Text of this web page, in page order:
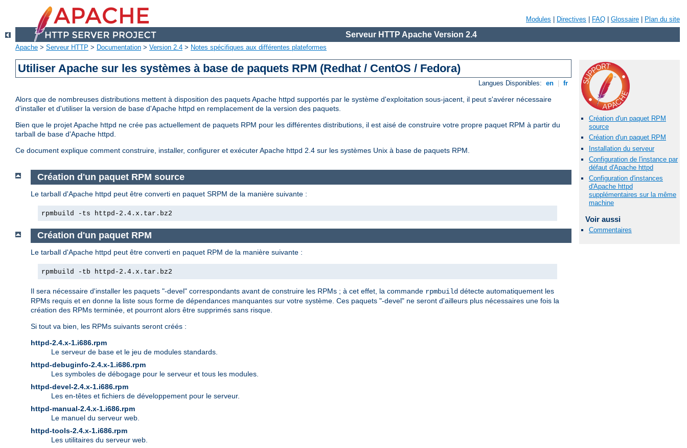
Modules Directives FAQ Glossaire Plan du site
Serveur HTTP Apache Version 2.4
Apache > Serveur HTTP > Documentation > Version 2.4 > Notes spécifiques aux différentes plateformes
Utiliser Apache sur les systèmes à base de paquets RPM (Redhat / CentOS / Fedora)
Langues Disponibles: en fr
Alors que de nombreuses distributions mettent à disposition des paquets Apache httpd supportés par le système d'exploitation sous-jacent, il peut s'avérer nécessaire
d'installer et d'utiliser la version de base d'Apache httpd en remplacement de la version des paquets.
Bien que le projet Apache httpd ne crée pas actuellement de paquets RPM pour les différentes distributions, il est aisé de construire votre propre paquet RPM à partir du
tarball de base d'Apache httpd.
Ce document explique comment construire, installer, configurer et exécuter Apache httpd 2.4 sur les systèmes Unix à base de paquets RPM.
Création d'un paquet RPM
source
Création d'un paquet RPM
Installation du serveur
Configuration de l'instance par
défaut d'Apache httpd
Configuration d'instances
d'Apache httpd
supplémentaires sur la même
machine
Voir aussi
Commentaires
Création d'un paquet RPM source
Le tarball d'Apache httpd peut être converti en paquet SRPM de la manière suivante :
rpmbuild -ts httpd-2.4.x.tar.bz2
Création d'un paquet RPM
Le tarball d'Apache httpd peut être converti en paquet RPM de la manière suivante :
rpmbuild -tb httpd-2.4.x.tar.bz2
Il sera nécessaire d'installer les paquets "-devel" correspondants avant de construire les RPMs ; à cet effet, la commande rpmbuild détecte automatiquement les
RPMs requis et en donne la liste sous forme de dépendances manquantes sur votre système. Ces paquets "-devel" ne seront d'ailleurs plus nécessaires une fois la
création des RPMs terminée, et pourront alors être supprimés sans risque.
Si tout va bien, les RPMs suivants seront créés :
httpd-2.4.x-1.i686.rpm
Le serveur de base et le jeu de modules standards.
httpd-debuginfo-2.4.x-1.i686.rpm
Les symboles de débogage pour le serveur et tous les modules.
httpd-devel-2.4.x-1.i686.rpm
Les en-têtes et fichiers de développement pour le serveur.
httpd-manual-2.4.x-1.i686.rpm
Le manuel du serveur web.
httpd-tools-2.4.x-1.i686.rpm
Les utilitaires du serveur web.